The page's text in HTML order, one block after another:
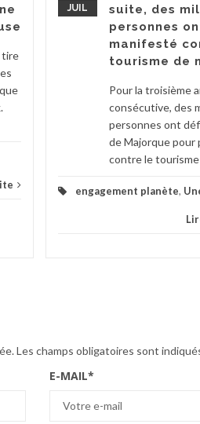
tire
JUIL
suite, des
personnes
manifesté
tourisme de
Pour la troisième
consécutive, des
personnes ont
de Majorque
contre le tourisme
engagement planète,
Les champs obligatoires sont
E-MAIL*